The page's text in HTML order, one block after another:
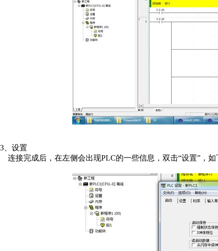
3、设置
连接完成后，在左侧会出现PLC的一些信息，双击“设置”，如